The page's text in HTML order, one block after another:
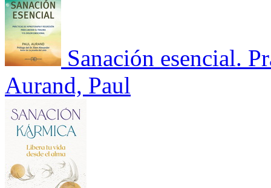
Sanación esencial.
Aurand, Paul